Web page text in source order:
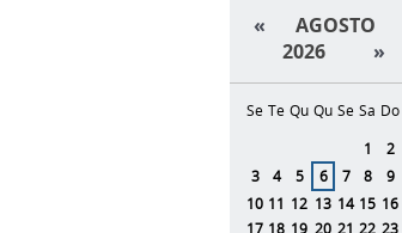
«
AGOSTO
2026
»
Se Te Qu Qu Se Sa Do
1
2
3
4 5 6 7 8
9
10 11 12 13 14 15 16
17 18 19 20 21 22 23